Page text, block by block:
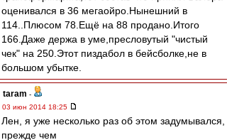
оценивался в 36 мегаойро.Нынешний в
114..Плюсом 78.Ещё на 88 продано.Итого
166.Даже держа в уме,пресловутый "чистый
чек" на 250.Этот пиздабол в бейсболке,не в
большом убытке.
taram -
03 июн 2014 18:25
Лен, я уже несколько раз об этом задумывался,
прежде чем